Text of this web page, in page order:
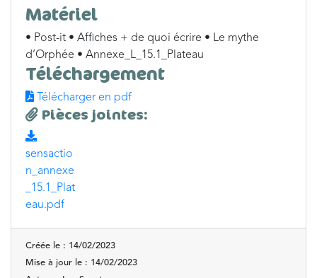
Matériel
• Post-it • Affiches + de quoi écrire • Le mythe
d’Orphée • Annexe_L_15.1_Plateau
Téléchargement
Télécharger en pdf
Pièces jointes:
sensactio
n_annexe
_15.1_Plat
eau.pdf
Créée le : 14/02/2023
Mise à jour le : 14/02/2023